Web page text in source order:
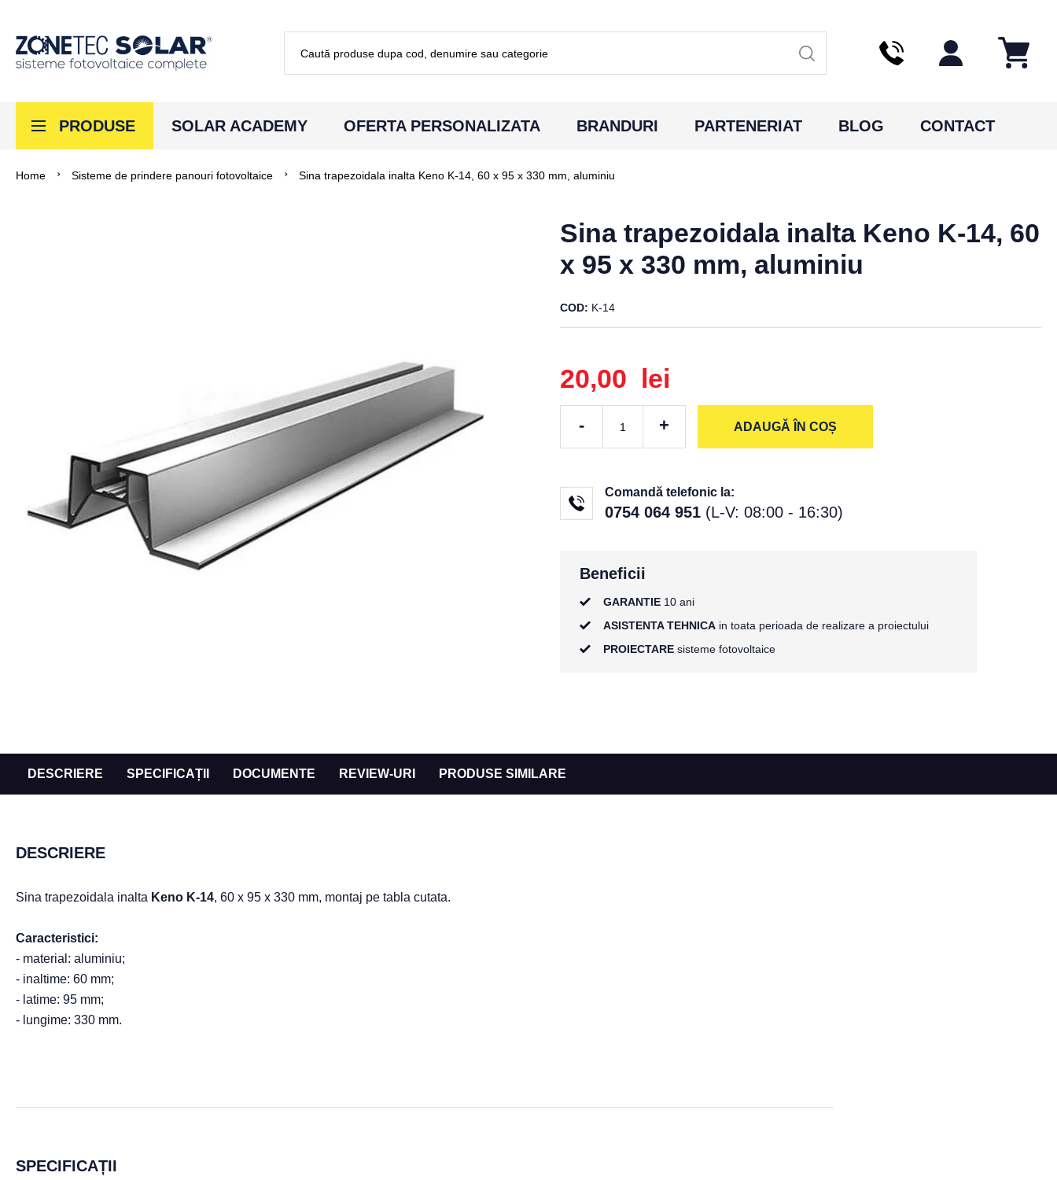
PRODUSE SOLAR ACADEMY OFERTA PERSONALIZATA BRANDURI PARTENERIAT BLOG CONTACT
Home Sisteme de prindere panouri fotovoltaice Sina trapezoidala inalta Keno K-14, 60 x 95 x 330 mm, aluminiu
Sina trapezoidala inalta Keno K-14, 60
x 95 x 330 mm, aluminiu
COD K-14
20,00 lei
- + ADAUGĂ ÎN COȘ
Comandă telefonic la:
0754 064 951 (L-V: 08:00 - 16:30)
Beneficii
GARANTIE 10 ani
ASISTENTA TEHNICA in toata perioada de realizare a proiectului
PROIECTARE sisteme fotovoltaice
DESCRIERE SPECIFICAȚII DOCUMENTE REVIEW-URI PRODUSE SIMILARE
DESCRIERE
Sina trapezoidala inalta Keno K-14, 60 x 95 x 330 mm, montaj pe tabla cutata.
Caracteristici:
- material: aluminiu;
- inaltime: 60 mm;
- latime: 95 mm;
- lungime: 330 mm.
SPECIFICAȚII